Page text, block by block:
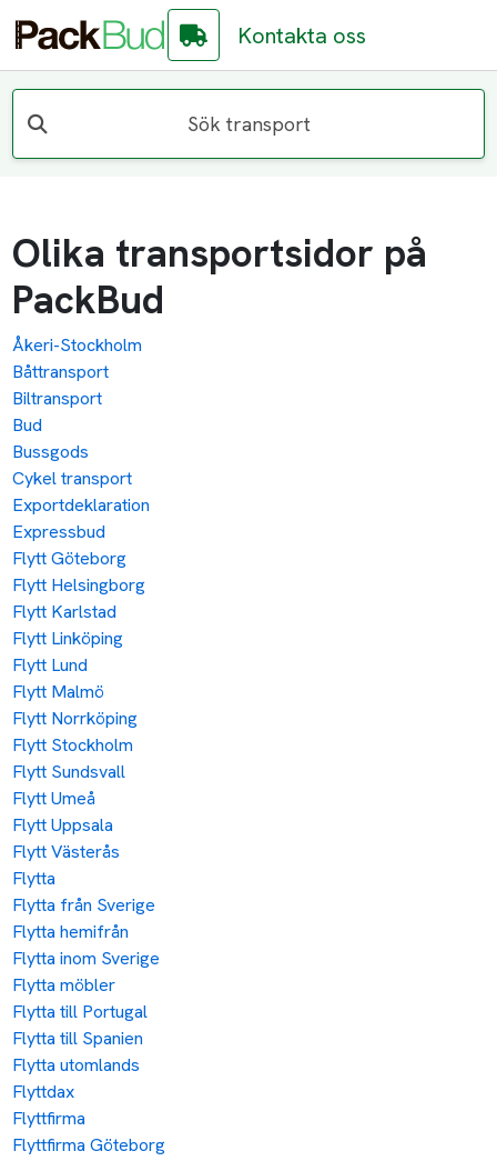
Kontakta oss
Sök transport
Olika transportsidor på
PackBud
Åkeri-Stockholm
Båttransport
Biltransport
Bud
Bussgods
Cykel transport
Exportdeklaration
Expressbud
Flytt Göteborg
Flytt Helsingborg
Flytt Karlstad
Flytt Linköping
Flytt Lund
Flytt Malmö
Flytt Norrköping
Flytt Stockholm
Flytt Sundsvall
Flytt Umeå
Flytt Uppsala
Flytt Västerås
Flytta
Flytta från Sverige
Flytta hemifrån
Flytta inom Sverige
Flytta möbler
Flytta till Portugal
Flytta till Spanien
Flytta utomlands
Flyttdax
Flyttfirma
Flyttfirma Göteborg